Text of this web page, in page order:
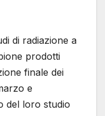
di radiazione a
prodotti
finale dei
e
del loro studio